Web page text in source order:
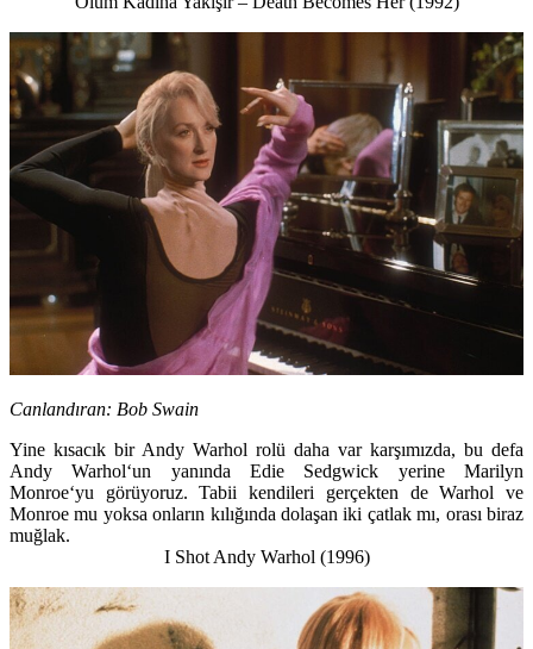
Canlandıran: Bob Swain
Yine kısacık bir Andy Warhol rolü daha var karşımızda, bu defa
Andy Warhol‘un yanında Edie Sedgwick yerineMarilyn
Monroe‘yu görüyoruz. Tabii kendileri gerçekten de Warhol ve
Monroe mu yoksa onların kılığında dolaşan iki çatlak mı, orası biraz
muğlak.
I Shot Andy Warhol (1996)